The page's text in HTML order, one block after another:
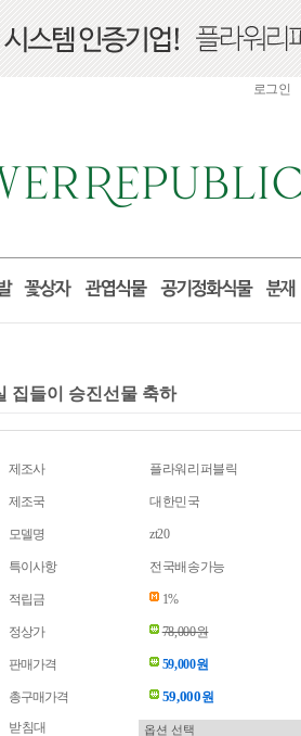
로그인
집들이 승진선물 축하
제조사 플라워리퍼블릭
제조국 대한민국
모델명 zt20
특이사항 전국배송가능
적립금 1%
정상가 78,000원
판매가격 59,000원
총구매가격 59,000원
받침대